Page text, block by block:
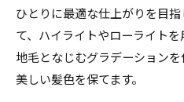
ひとりに最適な仕上がりを目
て、ハイライトやローライトを
地毛となじむグラデーション
美しい髪色を保てます。